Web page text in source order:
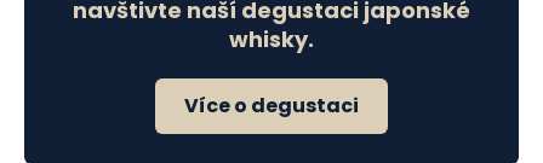
navštivte naší degustaci japonské
whisky.
Více o degustaci